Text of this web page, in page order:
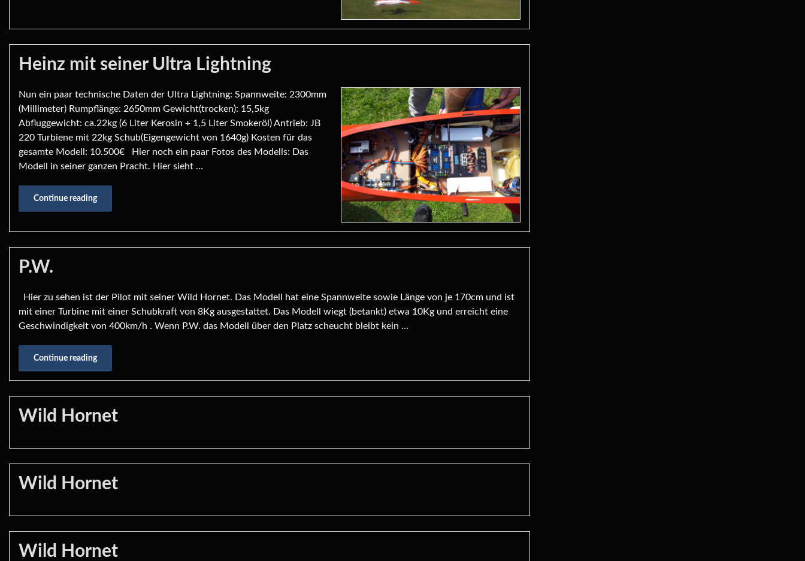
Heinz mit seiner Ultra Lightning
Nun ein paar technische Daten der Ultra Lightning: Spannweite: 2300mm
(Millimeter) Rumpflänge: 2650mm Gewicht(trocken): 15,5kg
Abfluggewicht: ca.22kg (6 Liter Kerosin + 1,5 Liter Smokeröl) Antrieb: JB
220 Turbiene mit 22kg Schub(Eigengewicht von 1640g) Kosten für das
gesamte Modell: 10.500€ Hier noch ein paar Fotos des Modells: Das
Modell in seiner ganzen Pracht. Hier sieht …
Continue reading
P.W.
Hier zu sehen ist der Pilot mit seiner Wild Hornet. Das Modell hat eine Spannweite sowie Länge von je 170cm und ist
mit einer Turbine mit einer Schubkraft von 8Kg ausgestattet. Das Modell wiegt (betankt) etwa 10Kg und erreicht eine
Geschwindigkeit von 400km/h . Wenn P.W. das Modell über den Platz scheucht bleibt kein …
Continue reading
Wild Hornet
Wild Hornet
Wild Hornet